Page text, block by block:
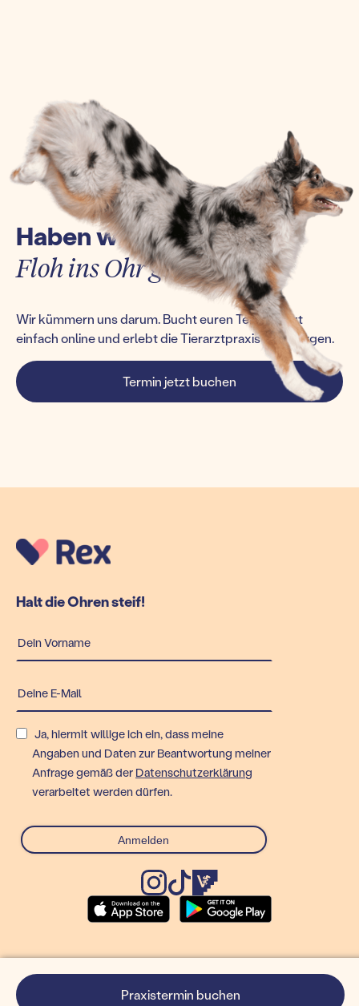
Praxistermin buchen
Haben wir euch einen
Floh ins Ohr gesetzt?
Wir kümmern uns darum. Bucht euren Termin jetzt
einfach online und erlebt die Tierarztpraxis von morgen.
Termin jetzt buchen
Halt die Ohren steif!
Ja, hiermit willige ich ein, dass meine
Angaben und Daten zur Beantwortung meiner
Anfrage gemäß der Datenschutzerklärung
verarbeitet werden dürfen.